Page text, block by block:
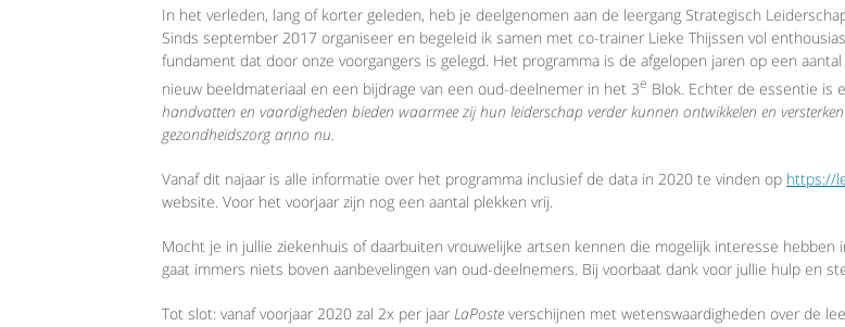
In het verleden, lang of korter geleden, heb je deelgenomen aan de leergang Strategisch
Sinds september 2017 organiseer en begeleid ik samen met co-trainer Lieke Thijssen vol
fundament dat door onze voorgangers is gelegd. Het programma is de afgelopen jaren op een
nieuw beeldmateriaal en een bijdrage van een oud-deelnemer in het 3e Blok. Echter de essentie is
handvatten en vaardigheden bieden waarmee zij hun leiderschap verder kunnen ontwikkelen en
gezondheidszorg anno nu.
Vanaf dit najaar is alle informatie over het programma inclusief de data in 2020 te vinden op https://
website. Voor het voorjaar zijn nog een aantal plekken vrij.
Mocht je in jullie ziekenhuis of daarbuiten vrouwelijke artsen kennen die mogelijk interesse
gaat immers niets boven aanbevelingen van oud-deelnemers. Bij voorbaat dank voor jullie hulp en
Tot slot: vanaf voorjaar 2020 zal 2x per jaar LaPoste verschijnen met wetenswaardigheden over de